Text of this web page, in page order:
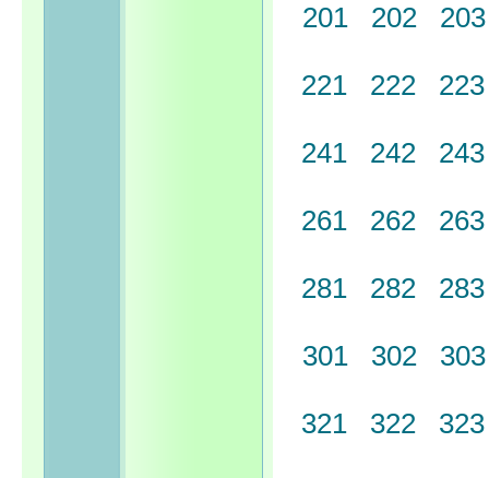
201 202
221 222
241 242
261 262
281 282
301 302
321 322